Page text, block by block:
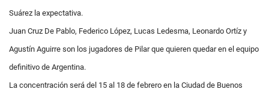
Suárez la expectativa.
Juan Cruz De Pablo, Federico López, Lucas Ledesma, Leonardo Ortíz y
Agustín Aguirre son los jugadores de Pilar que quieren quedar en el equipo
definitivo de Argentina.
La concentración será del 15 al 18 de febrero en la Ciudad de Buenos